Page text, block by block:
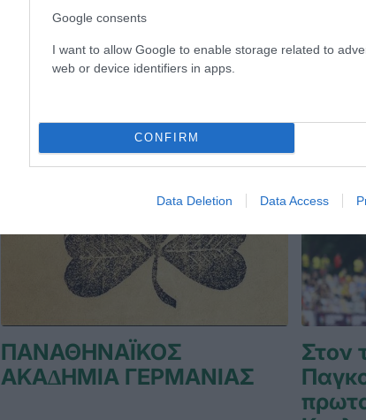
Google consents
I want to allow Google to enable storage related to
web or device identifiers in apps.
CONFIRM
Data Deletion Data Access
ΠΑΝΑΘΗΝΑΪΚΟΣ
ΑΚΑ∆ΗΜΙΑ ΓΕΡΜΑΝΙΑΣ
Στον